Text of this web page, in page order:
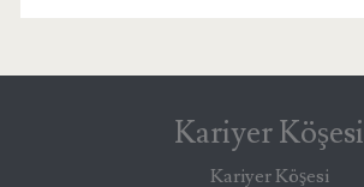
Kariyer Köşesi
Kariyer Köşesi